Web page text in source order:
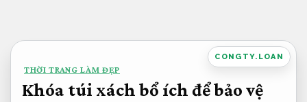
nội
dung
CONGTY.LOAN
THỜI TRANG LÀM ĐẸP
Khóa túi xách bổ ích để bảo vệ